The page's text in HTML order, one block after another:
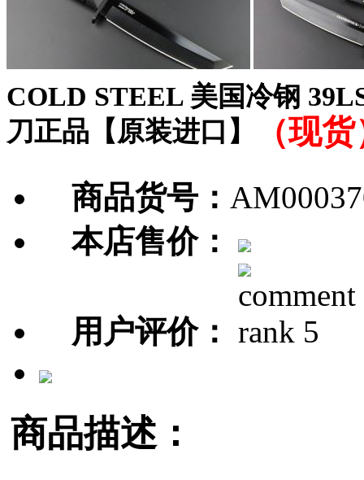
COLD STEEL 美国冷钢
刀正品【原装进口】
（现
商品货号：
本店售价：
用户评价：
商品描述：